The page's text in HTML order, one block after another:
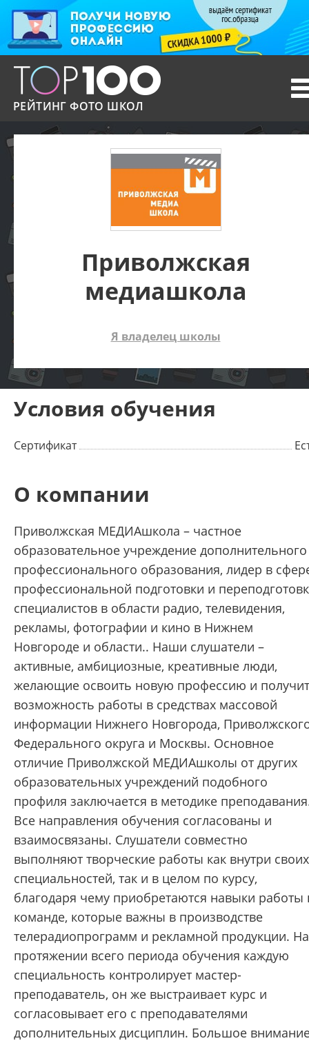
РЕЙТИНГ ФОТО ШКОЛ
Приволжская
медиашкола
Я владелец школы
Условия обучения
Сертификат
О компании
Приволжская МЕДИАшкола – частное
образовательное учреждение дополнительного
профессионального образования, лидер в
профессиональной подготовки и
специалистов в области радио, телевидения,
рекламы, фотографии и кино в Нижнем
Новгороде и области.. Наши слушатели –
активные, амбициозные, креативные люди,
желающие освоить новую профессию и
возможность работы в средствах массовой
информации Нижнего Новгорода,
Федерального округа и Москвы. Основное
отличие Приволжской МЕДИАшколы от других
образовательных учреждений подобного
профиля заключается в методике
Все направления обучения согласованы и
взаимосвязаны. Слушатели совместно
выполняют творческие работы как внутри своих
специальностей, так и в целом по курсу,
благодаря чему приобретаются навыки работы
команде, которые важны в производстве
телерадиопрограмм и рекламной продукции. На
протяжении всего периода обучения каждую
специальность контролирует мастер-
преподаватель, он же выстраивает курс и
согласовывает его с преподавателями
дополнительных дисциплин. Большое